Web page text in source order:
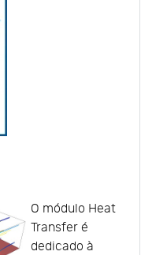
O módulo Heat
Transfer é
dedicado à